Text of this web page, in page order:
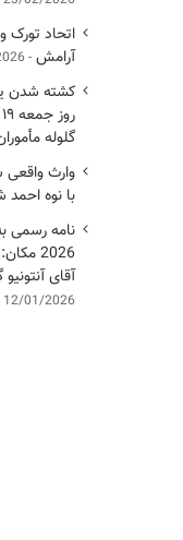
اتحاد تورک
آرامش
گلوله
وارث
با نوه احمد
2026
آقای
12/01/2026